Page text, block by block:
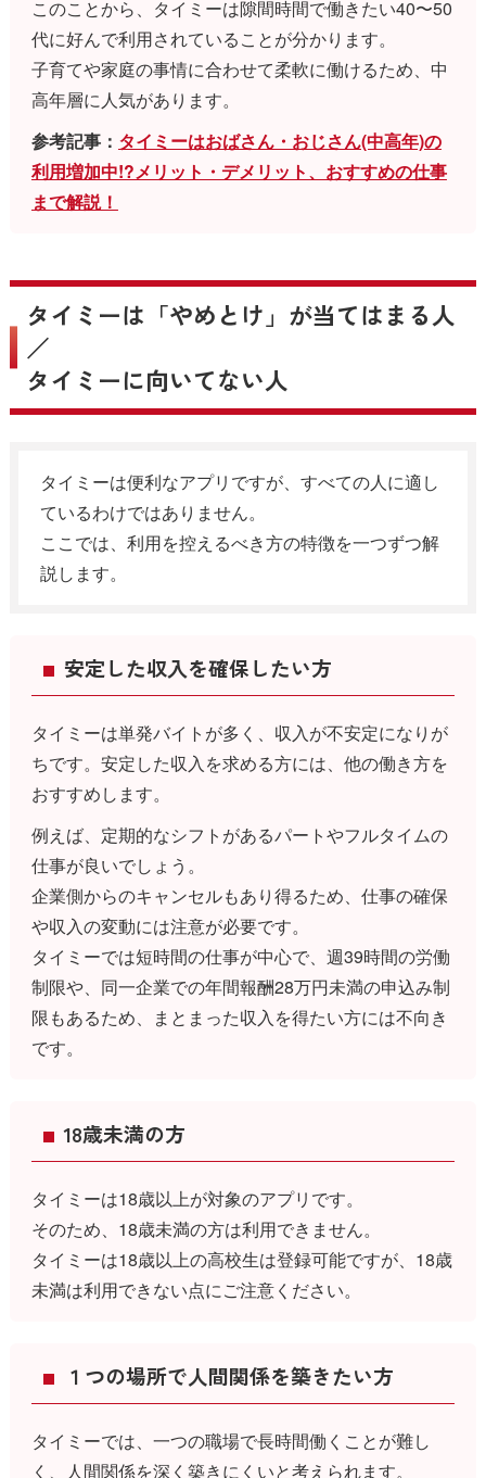
このことから、タイミーは隙間時間で働きたい40〜50
代に好んで利用されていることが分かります。
子育てや家庭の事情に合わせて柔軟に働けるため、中
高年層に人気があります。
参考記事： タイミーはおばさん・おじさん(中高年)の
利用増加中!?メリット・デメリット、おすすめの仕事
まで解説！
タイミーは「やめとけ」が当てはまる人
／
タイミーに向いてない人
タイミーは便利なアプリですが、すべての人に適し
ているわけではありません。
ここでは、利用を控えるべき方の特徴を一つずつ解
説します。
安定した収入を確保したい方
タイミーは単発バイトが多く、収入が不安定になりが
ちです。安定した収入を求める方には、他の働き方を
おすすめします。
例えば、定期的なシフトがあるパートやフルタイムの
仕事が良いでしょう。
企業側からのキャンセルもあり得るため、仕事の確保
や収入の変動には注意が必要です。
タイミーでは短時間の仕事が中心で、週39時間の労働
制限や、同一企業での年間報酬28万円未満の申込み制
限もあるため、まとまった収入を得たい方には不向き
です。
18歳未満の方
タイミーは18歳以上が対象のアプリです。
そのため、18歳未満の方は利用できません。
タイミーは18歳以上の高校生は登録可能ですが、18歳
未満は利用できない点にご注意ください。
１つの場所で人間関係を築きたい方
タイミーでは、一つの職場で長時間働くことが難し
く、人間関係を深く築きにくいと考えられます。